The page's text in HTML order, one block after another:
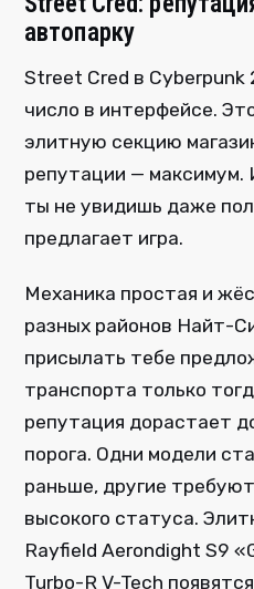
автопарку
Street Cred в Cyberpunk
число в интерфейсе.
элитную секцию
репутации — максимум.
ты не увидишь даже
предлагает игра.
Механика простая и
разных районов Найт-
присылать тебе
транспорта только
репутация дорастает
порога. Одни модели
раньше, другие
высокого статуса.
Rayfield Aerondight S9
Turbo-R V-Tech